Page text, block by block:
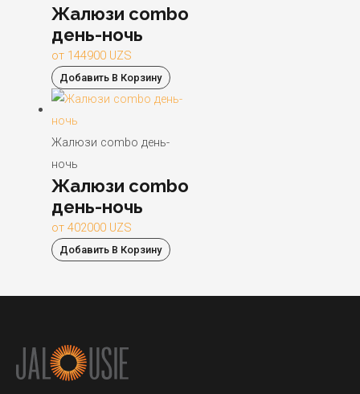
Жалюзи combo
день-ночь
от 144900 UZS
Добавить В Корзину
Жалюзи combo день-
ночь
Жалюзи combo
день-ночь
от 402000 UZS
Добавить В Корзину